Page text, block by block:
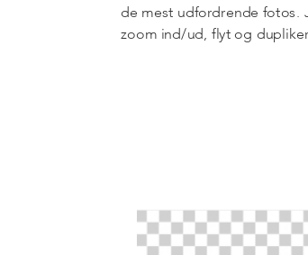
de mest udfordrende fotos.
zoom ind/ud, flyt og